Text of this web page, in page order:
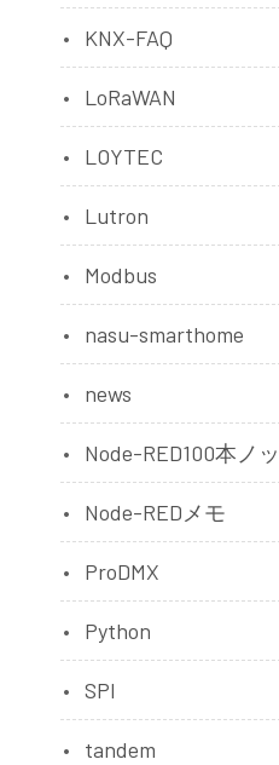
KNX-FAQ
LoRaWAN
LOYTEC
Lutron
Modbus
nasu-smarthome
news
Node-RED100本ノ
Node-REDメモ
ProDMX
Python
SPI
tandem